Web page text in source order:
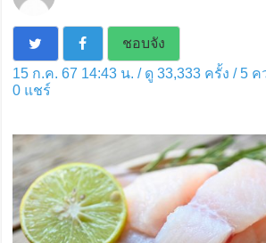
ชอบจัง
15 ก.ค. 67 14:43 น. / ดู 33,333 ครั้ง / 5
0แชร์